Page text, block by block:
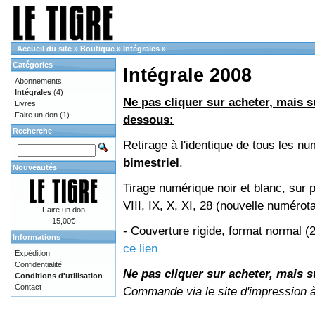
Accueil du site » Boutique » Intégrales »
Intégrale 2008
Ne pas cliquer sur acheter, mais
dessous:
Retirage à l'identique de tous les
bimestriel.
Tirage numérique noir et blanc, sur
VIII, IX, X, XI, 28 (nouvelle
- Couverture rigide, format normal
ce lien
Ne pas cliquer sur acheter, mais
Commande via le site d'impression
Catégories
Abonnements
Intégrales (4)
Livres
Faire un don (1)
Recherche
Nouveautés
Faire un don
15,00€
Informations
Expédition
Confidentialité
Conditions d'utilisation
Contact